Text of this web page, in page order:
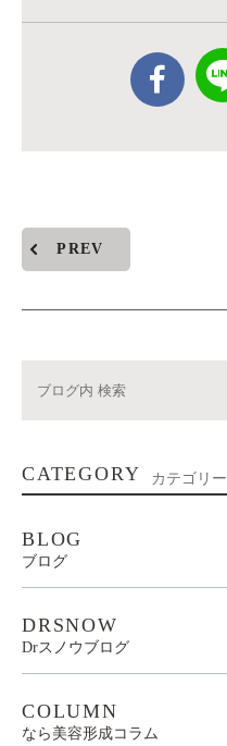
PREV
CATEGORY カテゴリー
BLOG
ブログ
DRSNOW
Drスノウブログ
COLUMN
なら美容形成コラム